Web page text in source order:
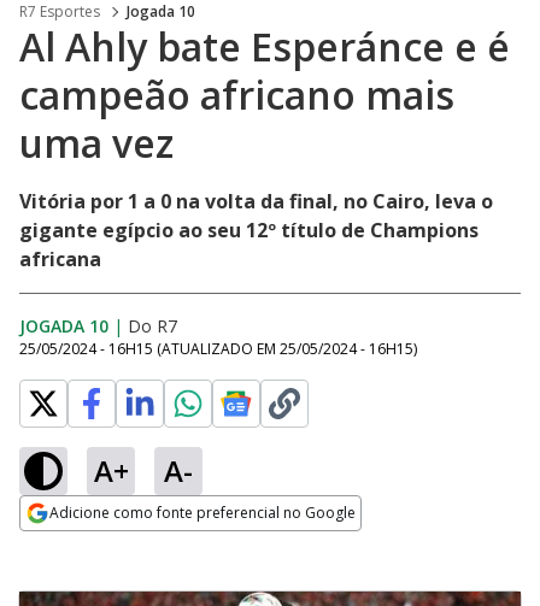
R7 Esportes Jogada 10
Al Ahly bate Esperánce e é
campeão africano mais
uma vez
Vitória por 1 a 0 na volta da final, no Cairo, leva o
gigante egípcio ao seu 12º título de Champions
africana
JOGADA 10 | Do R7
25/05/2024 - 16H15 (ATUALIZADO EM 25/05/2024 - 16H15)
A+ A-
Adicione como fonte preferencial no Google